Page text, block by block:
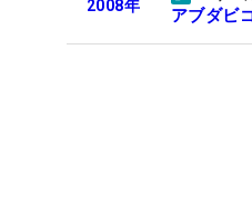
2008年 アブダビ